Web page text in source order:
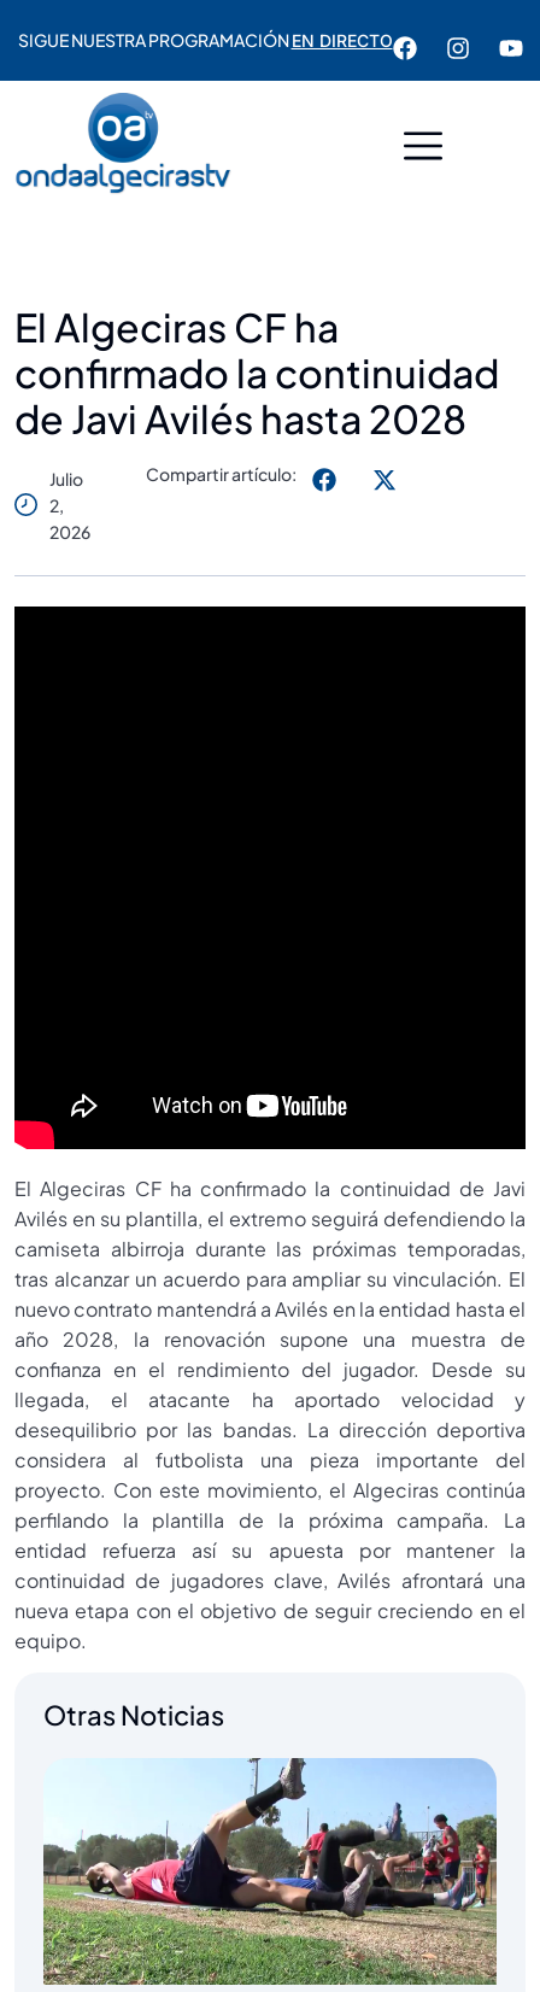
SIGUE NUESTRA PROGRAMACIÓNEN DIRECTO
El Algeciras CF ha
confirmado la continuidad
de Javi Avilés hasta 2028
Julio
2,
2026
Compartir artículo:
El Algeciras CF ha confirmado la continuidad de Javi
Avilés en su plantilla, el extremo seguirá defendiendo la
camiseta albirroja durante las próximas temporadas,
tras alcanzar un acuerdo para ampliar su vinculación. El
nuevo contrato mantendrá a Avilés en la entidad hasta el
año 2028, la renovación supone una muestra de
confianza en el rendimiento del jugador. Desde su
llegada, el atacante ha aportado velocidad y
desequilibrio por las bandas. La dirección deportiva
considera al futbolista una pieza importante del
proyecto. Con este movimiento, el Algeciras continúa
perfilando la plantilla de la próxima campaña. La
entidad refuerza así su apuesta por mantener la
continuidad de jugadores clave, Avilés afrontará una
nueva etapa con el objetivo de seguir creciendo en el
equipo.
Otras Noticias